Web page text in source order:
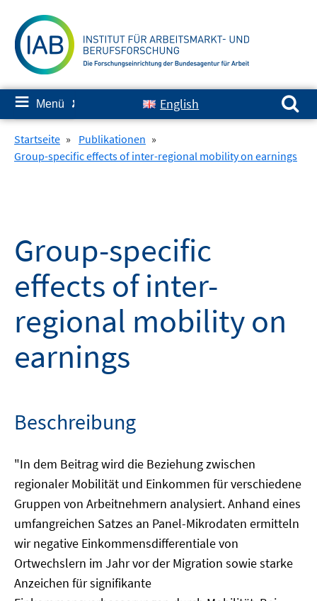
zum
Inhalt
≡ Menü ✘ English
Suchen nach:
Startseite » Publikationen »
Group-specific effects of inter-regional mobility on earnings
Group-specific
effects of inter-
regional mobility on
earnings
Beschreibung
"In dem Beitrag wird die Beziehung zwischen
regionaler Mobilität und Einkommen für verschiedene
Gruppen von Arbeitnehmern analysiert. Anhand eines
umfangreichen Satzes an Panel-Mikrodaten ermitteln
wir negative Einkommensdifferentiale von
Ortwechslern im Jahr vor der Migration sowie starke
Anzeichen für signifikante